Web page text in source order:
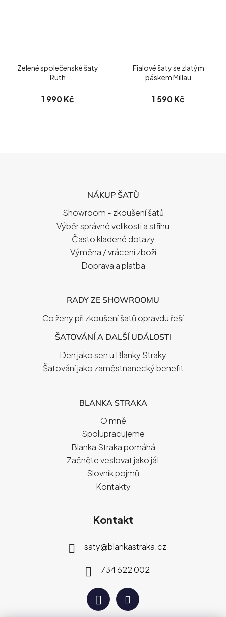
Zelené společenské šaty
Ruth
1 990 Kč
Fialové šaty se zlatým
páskem Millau
1 590 Kč
NÁKUP ŠATŮ
Showroom - zkoušení šatů
Výběr správné velikosti a střihu
Často kladené dotazy
Výměna / vrácení zboží
Doprava a platba
RADY ZE SHOWROOMU
Co ženy při zkoušení šatů opravdu řeší
ŠATOVÁNÍ A DALŠÍ UDÁLOSTI
Den jako sen u Blanky Straky
Šatování jako zaměstnanecký benefit
BLANKA STRAKA
O mně
Spolupracujeme
Blanka Straka pomáhá
Začněte veslovat jako já!
Slovník pojmů
Kontakty
Kontakt
saty@blankastraka.cz
734 622 002